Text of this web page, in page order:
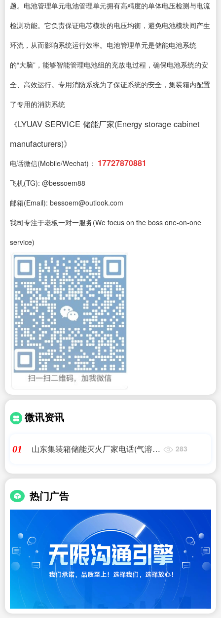
题。电池管理单元电池管理单元拥有高精度的单体电压检测与电流
检测功能。它负责保证电芯模块的电压均衡，避免电池模块间产生
环流，从而影响系统运行效率。电池管理单元是储能电池系统
的“大脑”，能够智能管理电池组的充放电过程，确保电池系统的安
全、高效运行。专用消防系统为了保证系统的安全，集装箱内配置
了专用的消防系统
《LYUAV SERVICE 储能厂家(Energy storage cabinet
manufacturers)》
电话微信(Mobile/Wechat)： 17727870881
飞机(TG): @bessoem88
邮箱(Email): bessoem@outlook.com
我司专注于老板一对一服务(We focus on the boss one-on-one
service)
微讯资讯
01
山东集装箱储能灭火厂家电话(气溶胶
283
热门广告